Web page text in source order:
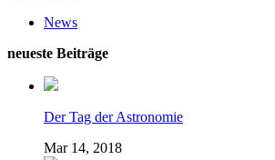
News
neueste Beiträge
Der Tag der Astronomie
Mar 14, 2018